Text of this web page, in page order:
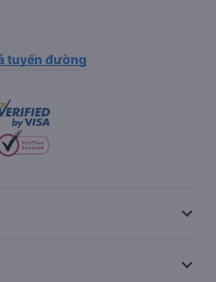
tuyến đường
keyboard_arrow_down
keyboard_arrow_down